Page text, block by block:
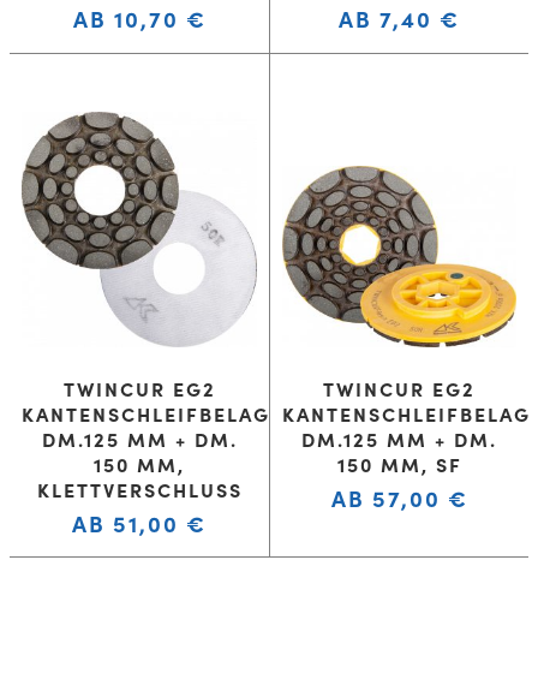
AB 10,70 € AB 7,40 €
TWINCUR EG2
KANTENSCHLEIFBELAG
DM.125 MM + DM.
150 MM,
KLETTVERSCHLUSS
AB 51,00 €
TWINCUR EG2
KANTENSCHLEIFBELAG
DM.125 MM + DM.
150 MM, SF
AB 57,00 €